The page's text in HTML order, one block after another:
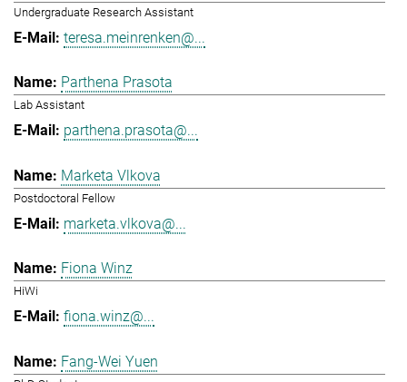
Undergraduate Research Assistant
teresa.meinrenken@...
Parthena Prasota
Lab Assistant
parthena.prasota@...
Marketa Vlkova
Postdoctoral Fellow
marketa.vlkova@...
Fiona Winz
HiWi
fiona.winz@...
Fang-Wei Yuen